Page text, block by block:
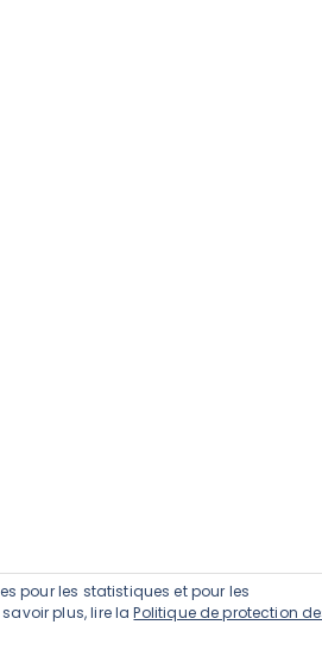
pour les statistiques et pour les
plus, lire laPolitique de protection